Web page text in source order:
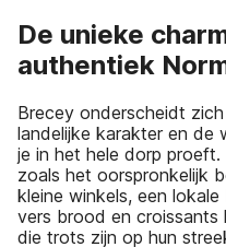
De unieke
authentiek
Brecey onderscheidt
landelijke karakter en de
je in het hele dorp proeft.
zoals het oorspronkelijk
kleine winkels, een
vers brood en croissants
die trots zijn op hun